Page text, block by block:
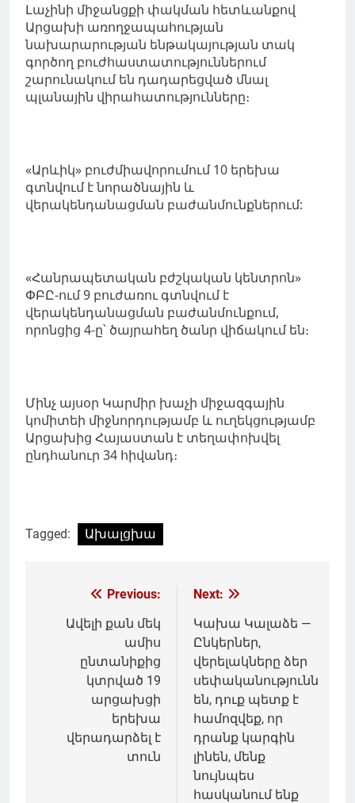
Լաչինի միջանցքի փակման հետևանքով
Արցախի առողջապահության
նախարարության ենթակայության տակ
գործող բուժհաստատություններում
շարունակում են դադարեցված մնալ
պլանային վիրահատությունները։
«Արևիկ» բուժմիավորումում 10 երեխա
գտնվում է նորածնային և
վերակենդանացման բաժանմունքներում:
«Հանրապետական բժշկական կենտրոն»
ՓԲԸ-ում 9 բուժառու գտնվում է
վերակենդանացման բաժանմունքում,
որոնցից 4-ը՝ ծայրահեղ ծանր վիճակում են։
Մինչ այսօր Կարմիր խաչի միջազգային
կոմիտեի միջնորդությամբ և ուղեկցությամբ
Արցախից Հայաստան է տեղափոխվել
ընդհանուր 34 հիվանդ։
Tagged: Ախալցխա
Գրառումների
նավարկումը
Previous:
Ավելի քան մեկ
ամիս
ընտանիքից
կտրված 19
արցախցի
երեխա
վերադարձել է
տուն
Next:
Կախա Կալաձե —
Ընկերներ,
վերելակները ձեր
սեփականությունն
են, դուք պետք է
համոզվեք, որ
դրանք կարգին
լինեն, մենք
նույնպես
հասկանում ենք